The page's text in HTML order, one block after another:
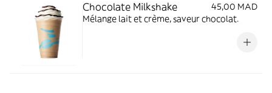
Chocolate Milkshake
45,00 MAD
Mélange lait et crème, saveur chocolat.